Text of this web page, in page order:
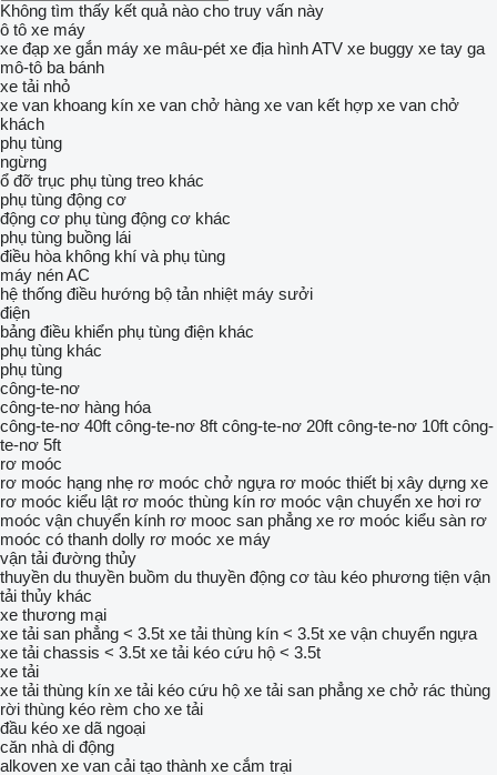
Không tìm thấy kết quả nào cho truy vấn này
ô tô xe máy
xe đạp xe gắn máy xe mâu-pét xe địa hình ATV xe buggy xe tay ga
mô-tô ba bánh
xe tải nhỏ
xe van khoang kín xe van chở hàng xe van kết hợp xe van chở
khách
phụ tùng
ngừng
ổ đỡ trục phụ tùng treo khác
phụ tùng động cơ
động cơ phụ tùng động cơ khác
phụ tùng buồng lái
điều hòa không khí và phụ tùng
máy nén AC
hệ thống điều hướng bộ tản nhiệt máy sưởi
điện
bảng điều khiển phụ tùng điện khác
phụ tùng khác
phụ tùng
công-te-nơ
công-te-nơ hàng hóa
công-te-nơ 40ft công-te-nơ 8ft công-te-nơ 20ft công-te-nơ 10ft công-
te-nơ 5ft
rơ moóc
rơ moóc hạng nhẹ rơ moóc chở ngựa rơ moóc thiết bị xây dựng xe
rơ moóc kiểu lật rơ moóc thùng kín rơ moóc vận chuyển xe hơi rơ
moóc vận chuyển kính rơ mooc san phẳng xe rơ moóc kiểu sàn rơ
moóc có thanh dolly rơ moóc xe máy
vận tải đường thủy
thuyền du thuyền buồm du thuyền động cơ tàu kéo phương tiện vận
tải thủy khác
xe thương mại
xe tải san phẳng < 3.5t xe tải thùng kín < 3.5t xe vận chuyển ngựa
xe tải chassis < 3.5t xe tải kéo cứu hộ < 3.5t
xe tải
xe tải thùng kín xe tải kéo cứu hộ xe tải san phẳng xe chở rác thùng
rời thùng kéo rèm cho xe tải
đầu kéo xe dã ngoại
căn nhà di động
alkoven xe van cải tạo thành xe cắm trại